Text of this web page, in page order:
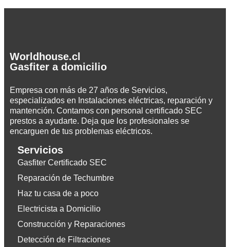
Worldhouse.cl
Gasfiter a domicilio
Empresa con más de 27 años de Servicios,
especializados en Instalaciones eléctricas, reparación y
mantención. Contamos con personal certificado SEC
prestos a ayudarte. Deja que los profesionales se
encarguen de tus problemas eléctricos.
Servicios
Gasfiter Certificado SEC
Reparación de Techumbre
Haz tu casa de a poco
Electricista a Domicilio
Construcción y Reparaciones
Detección de Filtraciones